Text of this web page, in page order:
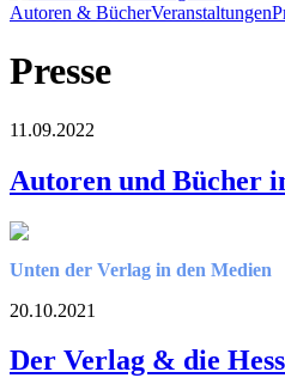
Autoren & BücherVeranstaltungen
Presse
11.09.2022
Autoren und Bücher
Unten der Verlag in den Medien
20.10.2021
Der Verlag & die